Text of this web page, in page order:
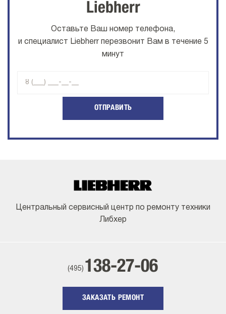
Liebherr
Оставьте Ваш номер телефона,
и специалист Liebherr перезвонит Вам в течение 5
минут
ОТПРАВИТЬ
Центральный сервисный центр по ремонту техники
Либхер
(495) 138-27-06
ЗАКАЗАТЬ РЕМОНТ